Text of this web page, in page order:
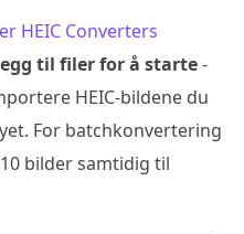
HEIC Converters
til filer for å starte-
HEIC-bildene du
For batchkonvertering
bilder samtidig til